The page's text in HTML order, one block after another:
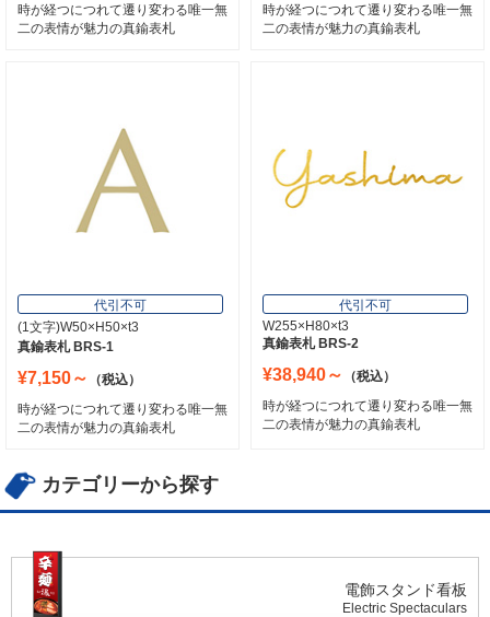
時が経つにつれて遷り変わる唯一無
二の表情が魅力の真鍮表札
時が経つにつれて遷り変わる唯一無
二の表情が魅力の真鍮表札
代引不可
(1文字)W50×H50×t3
真鍮表札 BRS-1
¥7,150～
（税込）
時が経つにつれて遷り変わる唯一無
二の表情が魅力の真鍮表札
代引不可
W255×H80×t3
真鍮表札 BRS-2
¥38,940～
（税込）
時が経つにつれて遷り変わる唯一無
二の表情が魅力の真鍮表札
カテゴリーから探す
電飾スタンド看板
Electric Spectaculars